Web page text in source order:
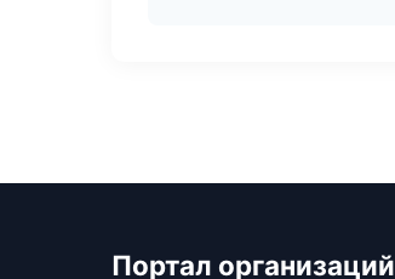
Портал организаций